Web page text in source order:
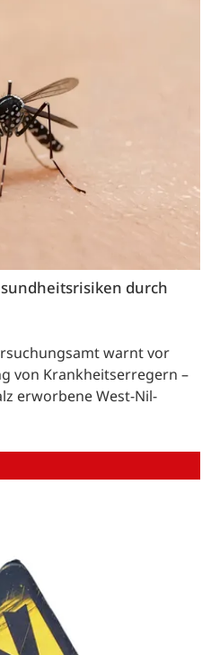
durch
warnt vor
von Krankheitserregern –
erworbene West-Nil-